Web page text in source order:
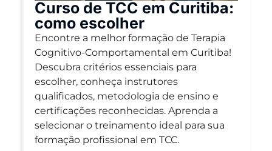
Curso de TCC em Curitiba:
como escolher
Encontre a melhor formação de Terapia
Cognitivo-Comportamental em Curitiba!
Descubra critérios essenciais para
escolher, conheça instrutores
qualificados, metodologia de ensino e
certificações reconhecidas. Aprenda a
selecionar o treinamento ideal para sua
formação profissional em TCC.